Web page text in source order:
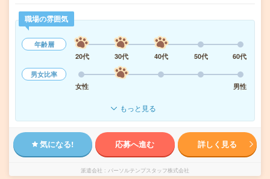
職場の雰囲気
年齢層
20代
30代 40代 50代
60代
男女比率
女性
男性
もっと見る
気になる! 応募へ進む 詳しく見る
派遣会社 パーソルテンプスタッフ株式会社